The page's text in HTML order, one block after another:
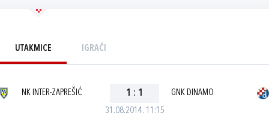
UTAKMICE IGRAČI
31.08.2014. 11:15
NK INTER-ZAPREŠIĆ 1 : 1 GNK DINAMO